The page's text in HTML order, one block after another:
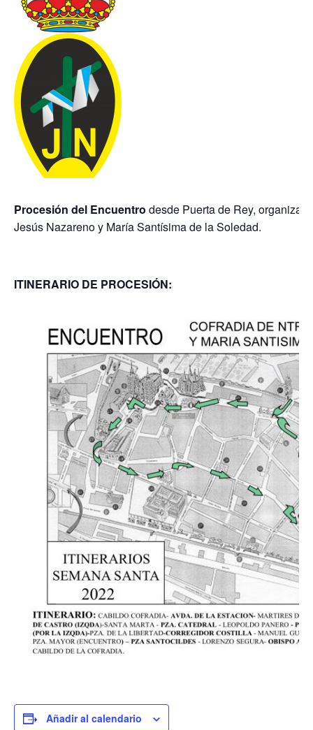
Procesión del Encuentro desde Puerta de Rey,
Jesús Nazareno y María Santísima de la Soledad.
ITINERARIO DE PROCESIÓN:
Añadir al calendario